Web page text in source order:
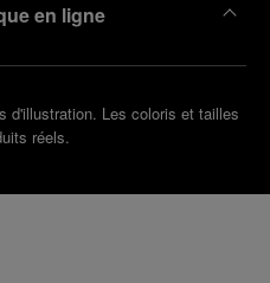
en ligne
d'illustration. Les coloris et tailles
réels.